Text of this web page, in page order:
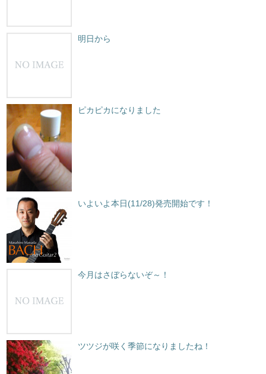
明日から
ピカピカになりました
いよいよ本日(11/28)発売開始です！
今月はさぼらないぞ～！
ツツジが咲く季節になりましたね！